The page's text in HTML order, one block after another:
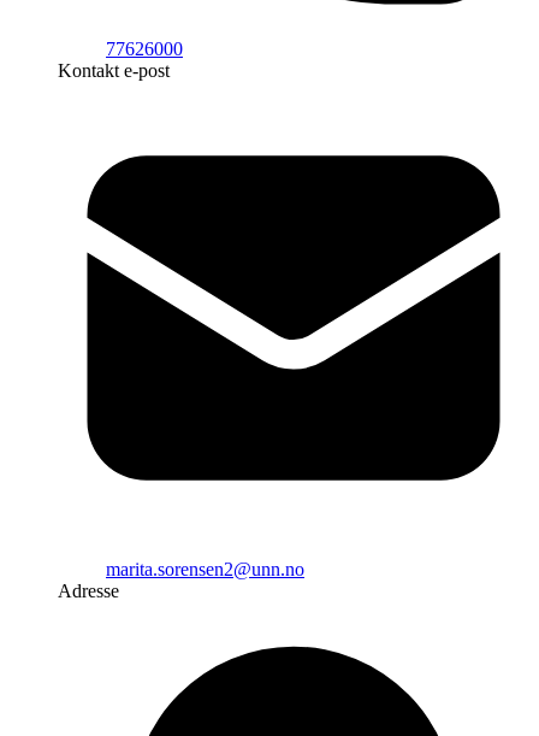
77626000
Kontakt e-post
marita.sorensen2@unn.no
Adresse